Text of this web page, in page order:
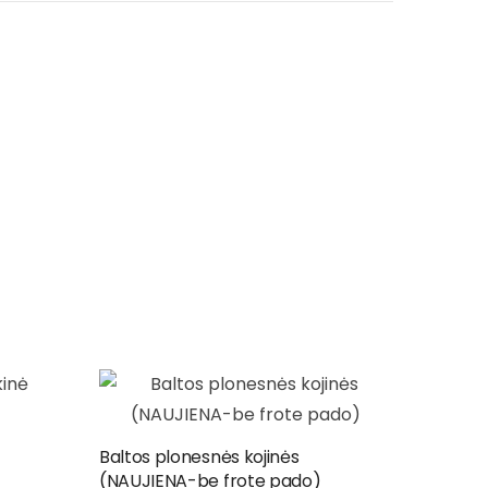
Baltos plonesnės kojinės
(NAUJIENA-be frote pado)